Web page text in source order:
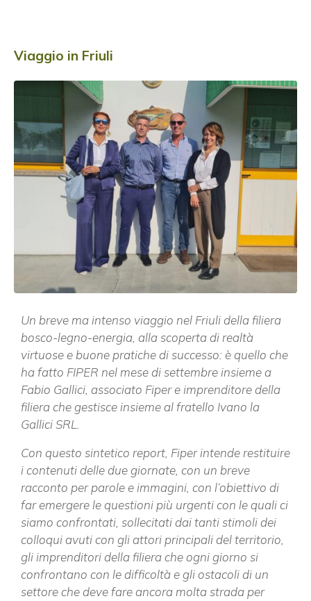
Viaggio in Friuli
Un breve ma intenso viaggio nel Friuli della filiera
bosco-legno-energia, alla scoperta di realtà
virtuose e buone pratiche di successo: è quello che
ha fatto FIPER nel mese di settembre insieme a
Fabio Gallici, associato Fiper e imprenditore della
filiera che gestisce insieme al fratello Ivano la
Gallici SRL.
Con questo sintetico report, Fiper intende restituire
i contenuti delle due giornate, con un breve
racconto per parole e immagini, con l’obiettivo di
far emergere le questioni più urgenti con le quali ci
siamo confrontati, sollecitati dai tanti stimoli dei
colloqui avuti con gli attori principali del territorio,
gli imprenditori della filiera che ogni giorno si
confrontano con le difficoltà e gli ostacoli di un
settore che deve fare ancora molta strada per